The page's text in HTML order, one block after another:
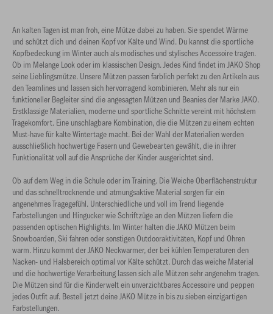
An kalten Tagen ist man froh, eine Mütze dabei zu haben. Sie spendet Wärme
und schützt dich und deinen Kopf vor Kälte und Wind. Du kannst die sportliche
Kopfbedeckung im Winter auch als modisches und stylisches Accessoire tragen.
Ob im Melange Look oder im klassischen Design. Jedes Kind findet im JAKO Shop
seine Lieblingsmütze. Unsere Mützen passen farblich perfekt zu den Artikeln aus
den Teamlines und lassen sich hervorragend kombinieren. Mehr als nur ein
funktioneller Begleiter sind die angesagten Mützen und Beanies der Marke JAKO.
Erstklassige Materialien, moderne und sportliche Schnitte vereint mit höchstem
Tragekomfort. Eine unschlagbare Kombination, die die Mützen zu einem echten
Must-have für kalte Wintertage macht. Bei der Wahl der Materialien werden
ausschließlich hochwertige Fasern und Gewebearten gewählt, die in ihrer
Funktionalität voll auf die Ansprüche der Kinder ausgerichtet sind.
Ob auf dem Weg in die Schule oder im Training. Die Weiche Oberflächenstruktur
und das schnelltrocknende und atmungsaktive Material sorgen für ein
angenehmes Tragegefühl. Unterschiedliche und voll im Trend liegende
Farbstellungen und Hingucker wie Schriftzüge an den Mützen liefern die
passenden optischen Highlights. Im Winter halten die JAKO Mützen beim
Snowboarden, Ski fahren oder sonstigen Outdooraktivitäten, Kopf und Ohren
warm. Hinzu kommt der JAKO Neckwarmer, der bei kühlen Temperaturen den
Nacken- und Halsbereich optimal vor Kälte schützt. Durch das weiche Material
und die hochwertige Verarbeitung lassen sich alle Mützen sehr angenehm tragen.
Die Mützen sind für die Kinderwelt ein unverzichtbares Accessoire und peppen
jedes Outfit auf. Bestell jetzt deine JAKO Mütze in bis zu sieben einzigartigen
Farbstellungen.